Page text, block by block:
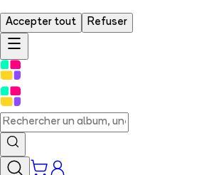
Accepter tout Refuser